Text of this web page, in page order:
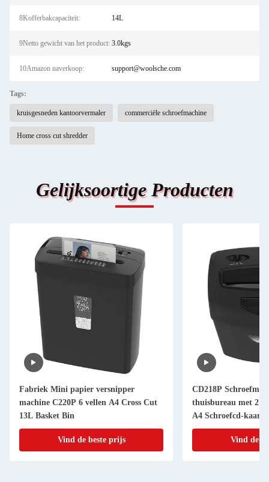
8Kofferbakcapaciteit: 14L
9Netto gewicht van het product: 3.0kgs
10Amazon naverkoop: support@woolsche.com
Tags:
kruisgesneden kantoorvermaler commerciële schroefmachine
Home cross cut shredder
Gelijksoortige Producten
Fabriek Mini papier versnipper
machine C220P 6 vellen A4 Cross Cut
13L Basket Bin
Vind de beste prijs
CD218P
thuisbureau met
A4 Schroefcd-kaart
Vind de